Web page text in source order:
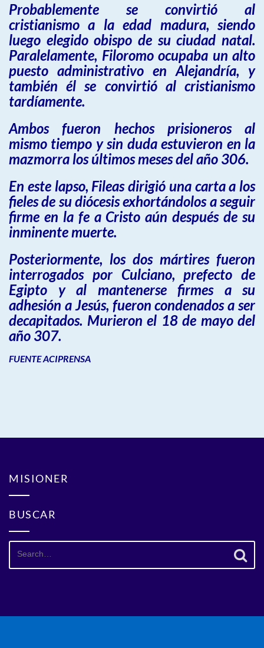
Probablemente se convirtió al
cristianismo a la edad madura, siendo
luego elegido obispo de su ciudad natal.
Paralelamente, Filoromo ocupaba un alto
puesto administrativo en Alejandría, y
también él se convirtió al cristianismo
tardíamente.
Ambos fueron hechos prisioneros al
mismo tiempo y sin duda estuvieron en la
mazmorra los últimos meses del año 306.
En este lapso, Fileas dirigió una carta a los
fieles de su diócesis exhortándolos a seguir
firme en la fe a Cristo aún después de su
inminente muerte.
Posteriormente, los dos mártires fueron
interrogados por Culciano, prefecto de
Egipto y al mantenerse firmes a su
adhesión a Jesús, fueron condenados a ser
decapitados. Murieron el 18 de mayo del
año 307.
FUENTE ACIPRENSA
MISIONER
BUSCAR
Search